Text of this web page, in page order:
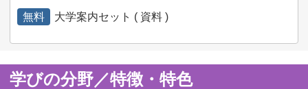
無料 大学案内セット ( 資料 )
学びの分野／特徴・特色